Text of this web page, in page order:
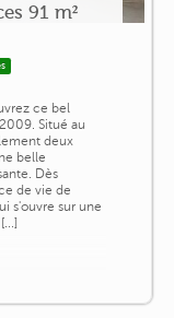
91 m²
ce bel
Situé au
deux
belle
Dès
de vie de
s'ouvre sur une